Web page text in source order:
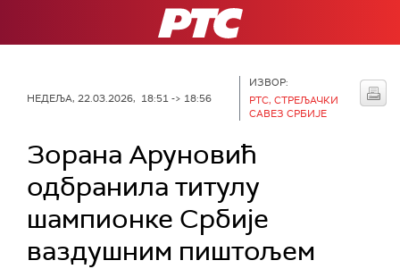
РТС
НЕДЕЉА, 22.03.2026, 18:51 -> 18:56
ИЗВОР:
РТС, СТРЕЉАЧКИ
САВЕЗ СРБИЈЕ
Зорана Аруновић
одбранила титулу
шампионке Србије
ваздушним пиштољем